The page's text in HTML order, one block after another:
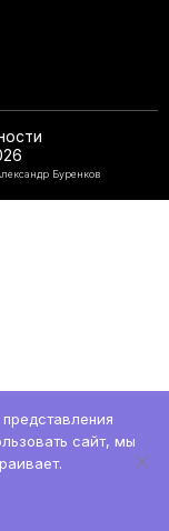
Буренков
сайт, мы